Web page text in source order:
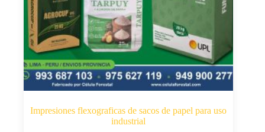
Impresiones flexograficas de sacos de papel para uso
industrial